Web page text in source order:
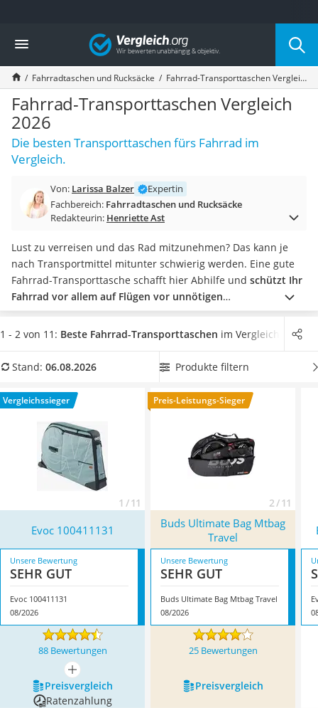
Die beliebtesten Vergleiche nach Kategorie
Freizeit & Sport
Gartentrampolin
Trampolin
Metalldetektor
Eufab-Fahrradträger
Trampolin 366 cm
Fahrradschloss
Aluminium-Koffer
Air Bike
E-Bike-Dreirad
Trekkingschuhe Herren
Reisetasche mit Rollen
Klimmzugstation
Koffer
Nachtsichtgerät
Faltschloss
Vibrationsplatte
Sicherheitsweste Reiten
Service
Vergleich
Fahrradtaschen und Rucksäcke Fahrrad-Transporttaschen Vergleich 2026
Fahrrad-Transporttaschen Vergleich
2026
Die besten Transporttaschen fürs Fahrrad im
Vergleich.
Von: Larissa Balzer
Expertin
Fachbereich: Fahrradtaschen und Rucksäcke
Redakteurin: Henriette Ast
Lust zu verreisen und das Rad mitzunehmen? Das kann je
nach Transportmittel mitunter schwierig werden. Eine gute
Fahrrad-Transporttasche schafft hier Abhilfe und schützt Ihr
Fahrrad vor allem auf Flügen vor unnötigen
Beschädigungen. Neben guter Verarbeitung sollten Bike-
Transporttaschen aber auch über einige wichtige
Produkt aus unserer Test- oder Vergleichstabelle, das
ist.Überzeugt hat uns hier im August 2026 besonders das
ModellEvoc 100411131 mit seinen Eigenschaften.
1 - 2 von 11: Beste Fahrrad-Transporttaschen im Vergleich
Stand: 06.08.2026 Produkte filtern
Vergleichssieger
1 / 11
Preis-Leistungs-Sieger
2 / 11
Evoc 100411131
Buds Ultimate Bag Mtbag
Travel
Unsere Bewertung
SEHR GUT
Evoc 100411131
08/2026
Unsere Bewertung
SEHR GUT
Buds Ultimate Bag Mtbag Travel
08/2026
88 Bewertungen 25 Bewertungen
mehr anzeigen
Preis­vergleich
Preis­vergleich
Ratenzahlung